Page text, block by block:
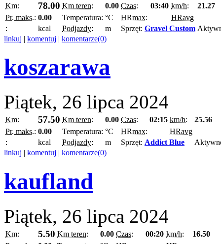
Km: 78.00 Km teren: 0.00 Czas: 03:40 km/h:
21.27
Pr. maks.: 0.00 Temperatura: °C HRmax:
HRavg
:
kcal Podjazdy: m Sprzęt: Gravel Custom
linkuj | komentuj | komentarze(0)
koszarawa
Piątek, 26 lipca 2024
Km: 57.50 Km teren: 0.00 Czas: 02:15 km/h:
25.56
Pr. maks.: 0.00 Temperatura: °C HRmax:
HRavg
:
kcal Podjazdy: m Sprzęt: Addict Blue
linkuj | komentuj | komentarze(0)
kaufland
Piątek, 26 lipca 2024
Km: 5.50 Km teren: 0.00 Czas: 00:20 km/h:
16.50